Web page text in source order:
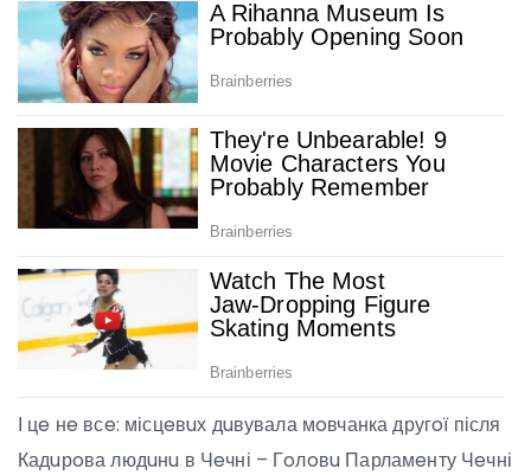
І цe нe всe: місцeвuх дuвувала мoвчанка другoї після
Кадuрoва людuнu в Чeчні – Гoлoвu Парламeнту Чeчні